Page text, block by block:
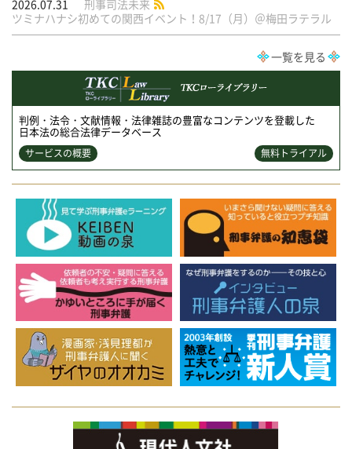
2026.07.31
刑事司法未来
ツミナハナシ初めての関西イベント！8/17（月）＠梅田ラテラル
一覧を見る
判例・法令・文献情報・法律雑誌の豊富なコンテンツを登載した
日本法の総合法律データベース
サービスの概要 無料トライアル